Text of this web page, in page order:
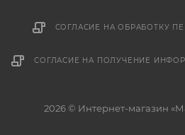
СОГЛАСИЕ НА ОБРАБОТКУ
СОГЛАСИЕ НА ПОЛУЧЕНИЕ
2026 © Интернет-магазин